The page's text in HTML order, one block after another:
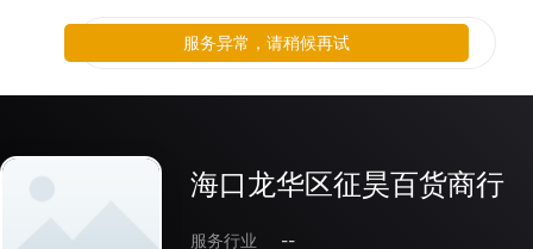
海口龙华区征昊百货商行
服务行业
--
服务异常，请稍候再试